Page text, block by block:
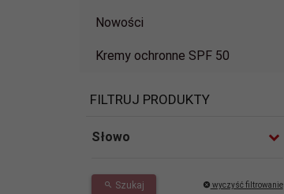
Nowości
Kremy ochronne SPF 50
FILTRUJ PRODUKTY
Słowo
Szukaj wyczyść filtrowanie